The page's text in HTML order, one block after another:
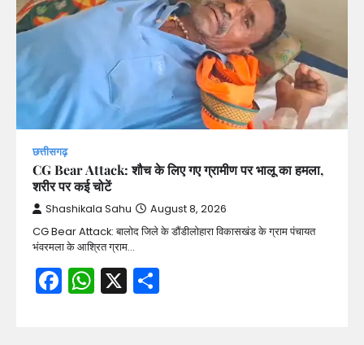
छत्तीसगढ़
CG Bear Attack: शौच के लिए गए ग्रामीण पर भालू का हमला,
शरीर पर कई चोटें
Shashikala Sahu August 8, 2026
CG Bear Attack: बालोद जिले के डौंडीलोहारा विकासखंड के ग्राम पंचायत
भंवरमला के आश्रित ग्राम…
Facebook
WhatsApp
X